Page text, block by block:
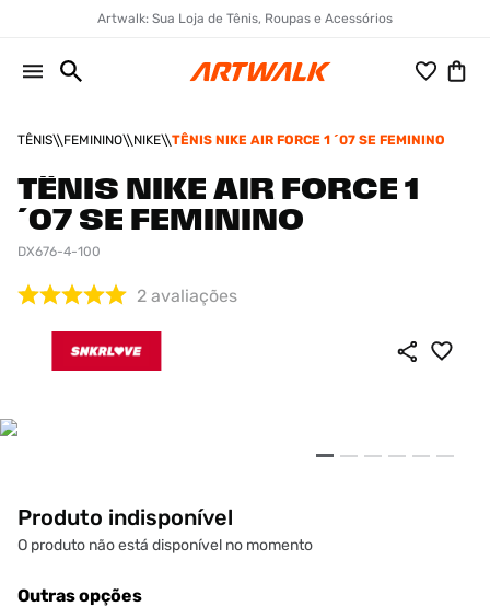
Artwalk: Sua Loja de Tênis, Roupas e Acessórios
TÊNIS FEMININO NIKE TÊNIS NIKE AIR FORCE 1 ´07 SE FEMININO
TÊNIS NIKE AIR FORCE 1
´07 SE FEMININO
DX676-4-100
2 avaliações
Produto indisponível
O produto não está disponível no momento
Outras opções